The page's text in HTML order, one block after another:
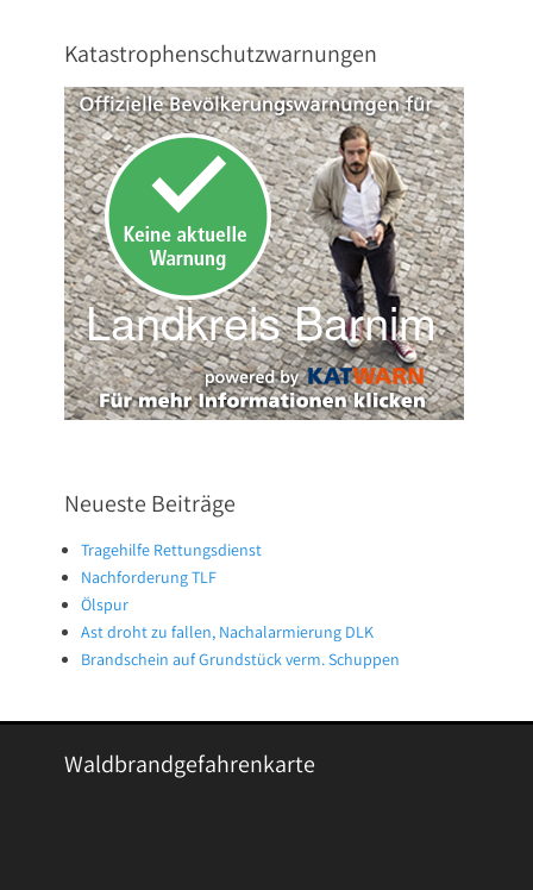
Katastrophenschutzwarnungen
Neueste Beiträge
Tragehilfe Rettungsdienst
Nachforderung TLF
Ölspur
Ast droht zu fallen, Nachalarmierung DLK
Brandschein auf Grundstück verm. Schuppen
Waldbrandgefahrenkarte